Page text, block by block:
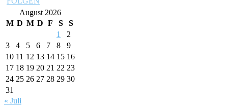
August 2026
M D M D F S
S
1
2
3
4 5 6 7 8
9
10 11 12 13 14 15 16
17 18 19 20 21 22 23
24 25 26 27 28 29 30
31
« Juli